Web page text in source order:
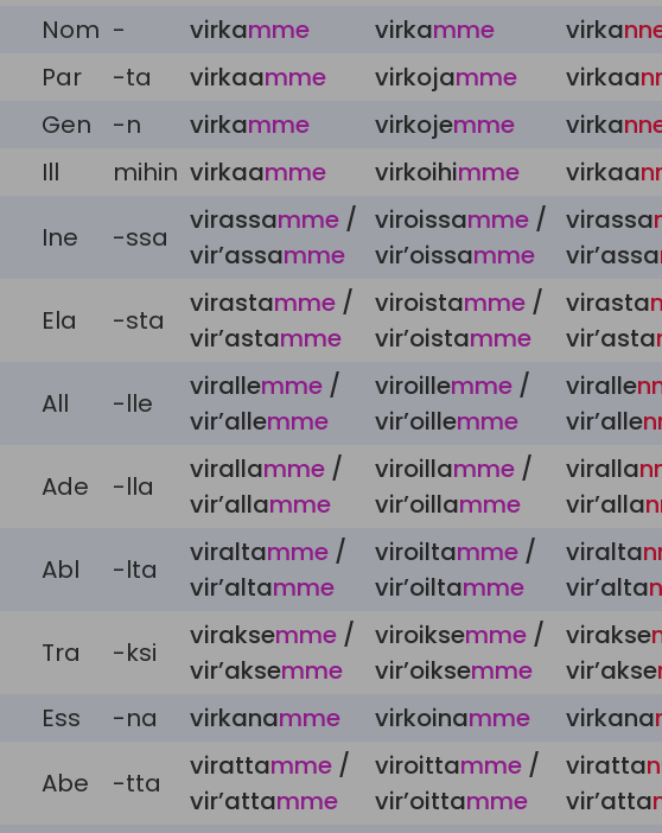
Nom - virkamme virkamme virka
Par
-ta virkaamme virkojamme virkaa
Gen
-n virkamme virkojemme virka
Ill
mihin virkaamme virkoihimme virkaa
Ine
-ssa
virassamme /
vir’assamme
viroissamme /
vir’oissamme
virassa
vir’assa
Ela
-sta
virastamme /
vir’astamme
viroistamme /
vir’oistamme
virasta
vir’asta
All
-lle
virallemme /
vir’allemme
viroillemme /
vir’oillemme
viralle
vir’alle
Ade
-lla
virallamme /
vir’allamme
viroillamme /
vir’oillamme
viralla
vir’alla
Abl
-lta
viraltamme /
vir’altamme
viroiltamme /
vir’oiltamme
viralta
vir’alta
Tra
-ksi
viraksemme /
vir’aksemme
viroiksemme /
vir’oiksemme
virakse
vir’akse
Ess
-na virkanamme virkoinamme virkana
Abe
-tta
virattamme /
vir’attamme
viroittamme /
vir’oittamme
viratta
vir’atta